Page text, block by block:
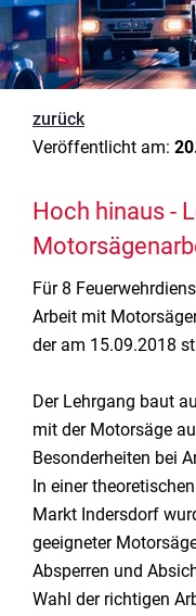
zurück
Veröffentlicht am:
Hoch hinaus -
Für 8
Arbeit mit
der am 15.09.2018
Der Lehrgang baut
mit der Motorsäge
Besonderheiten bei
In einer
Markt Indersdorf
geeigneter
Absperren und
Wahl der richtigen